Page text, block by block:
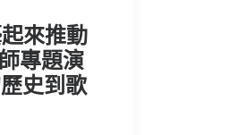
起來推動
專題演
史到歌